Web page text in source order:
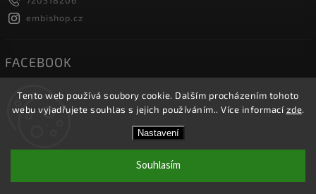
Tento web používá soubory cookie. Dalším procházením tohoto
webu vyjadřujete souhlas s jejich používáním.. Více informacízde.
Nastavení
Souhlasím
embishop.cz
FACEBOOK
Embishop.cz. Všechna práva vyhrazena.
Shoptet| DesignShoptak.cz.